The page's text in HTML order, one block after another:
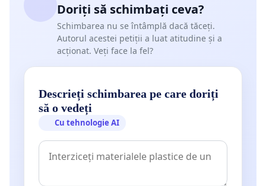
Doriți să schimbați ceva?
Schimbarea nu se întâmplă dacă tăceți.
Autorul acestei petiții a luat atitudine și a
acționat. Veți face la fel?
Descrieți schimbarea pe care doriți
să o vedeți
Cu tehnologie AI